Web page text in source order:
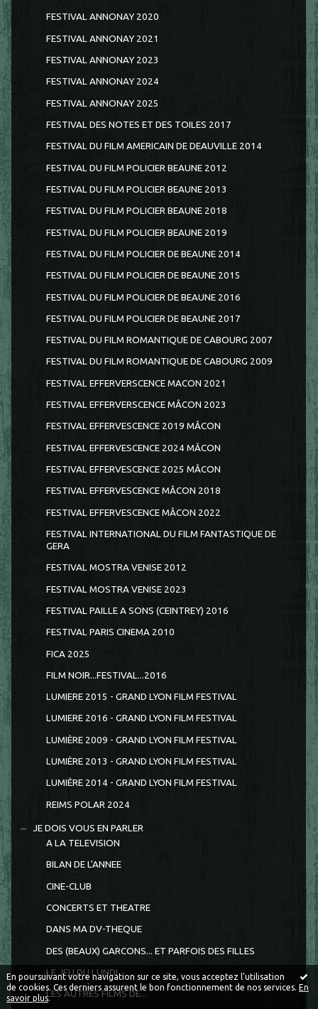
En poursuivant votre navigation sur ce site, vous acceptez l'utilisation
de cookies. Ces derniers assurent le bon fonctionnement de nos services. En
savoir plus.
FESTIVAL ANNONAY 2020
FESTIVAL ANNONAY 2021
FESTIVAL ANNONAY 2023
FESTIVAL ANNONAY 2024
FESTIVAL ANNONAY 2025
FESTIVAL DES NOTES ET DES TOILES 2017
FESTIVAL DU FILM AMERICAIN DE DEAUVILLE 2014
FESTIVAL DU FILM POLICIER BEAUNE 2012
FESTIVAL DU FILM POLICIER BEAUNE 2013
FESTIVAL DU FILM POLICIER BEAUNE 2018
FESTIVAL DU FILM POLICIER BEAUNE 2019
FESTIVAL DU FILM POLICIER DE BEAUNE 2014
FESTIVAL DU FILM POLICIER DE BEAUNE 2015
FESTIVAL DU FILM POLICIER DE BEAUNE 2016
FESTIVAL DU FILM POLICIER DE BEAUNE 2017
FESTIVAL DU FILM ROMANTIQUE DE CABOURG 2007
FESTIVAL DU FILM ROMANTIQUE DE CABOURG 2009
FESTIVAL EFFERVERSCENCE MACON 2021
FESTIVAL EFFERVERSCENCE MÂCON 2023
FESTIVAL EFFERVESCENCE 2019 MÂCON
FESTIVAL EFFERVESCENCE 2024 MÂCON
FESTIVAL EFFERVESCENCE 2025 MÂCON
FESTIVAL EFFERVESCENCE MÂCON 2018
FESTIVAL EFFERVESCENCE MÂCON 2022
FESTIVAL INTERNATIONAL DU FILM FANTASTIQUE DE
GERA
FESTIVAL MOSTRA VENISE 2012
FESTIVAL MOSTRA VENISE 2023
FESTIVAL PAILLE A SONS (CEINTREY) 2016
FESTIVAL PARIS CINEMA 2010
FICA 2025
FILM NOIR...FESTIVAL...2016
LUMIERE 2015 - GRAND LYON FILM FESTIVAL
LUMIERE 2016 - GRAND LYON FILM FESTIVAL
LUMIÈRE 2009 - GRAND LYON FILM FESTIVAL
LUMIÈRE 2013 - GRAND LYON FILM FESTIVAL
LUMIÈRE 2014 - GRAND LYON FILM FESTIVAL
REIMS POLAR 2024
JE DOIS VOUS EN PARLER
A LA TELEVISION
BILAN DE L'ANNEE
CINE-CLUB
CONCERTS ET THEATRE
DANS MA DV-THEQUE
DES (BEAUX) GARCONS... ET PARFOIS DES FILLES
LE JEU DU LUNDI
LES AUTRES FILMS DE...